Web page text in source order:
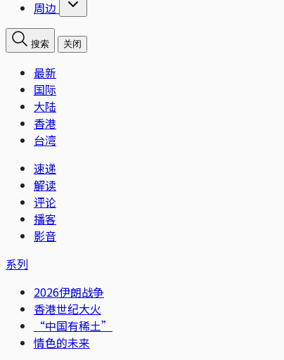
周边
搜索 关闭
最新
国际
大陆
香港
台湾
速递
解读
评论
播客
影音
系列
2026伊朗战争
香港世纪大火
“中国有稀土”
情色的未来